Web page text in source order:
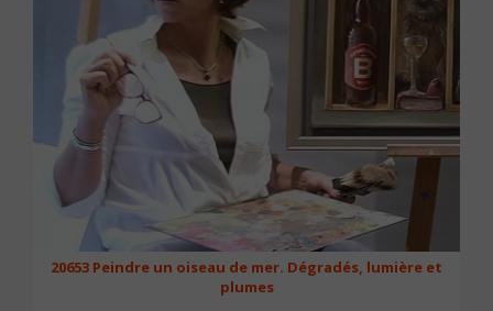
20653 Peindre un oiseau de mer. Dégradés, lumière et
plumes